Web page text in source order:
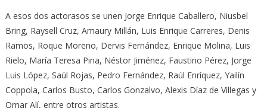
A esos dos actorasos se unen Jorge Enrique Caballero, Niusbel
Bring, Raysell Cruz, Amaury Millán, Luis Enrique Carreres, Denis
Ramos, Roque Moreno, Dervis Fernández, Enrique Molina, Luis
Rielo, María Teresa Pina, Néstor Jiménez, Faustino Pérez, Jorge
Luis López, Saúl Rojas, Pedro Fernández, Raúl Enríquez, Yailín
Coppola, Carlos Busto, Carlos Gonzalvo, Alexis Díaz de Villegas y
Omar Alí, entre otros artistas.